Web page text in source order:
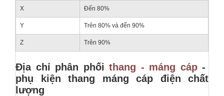
X Đến 80%
Y Trên 80% và đến 90%
Z Trên 90%
Địa chỉ phân phối thang - máng cáp-
phụ kiện thang máng cáp điện chất
lượng